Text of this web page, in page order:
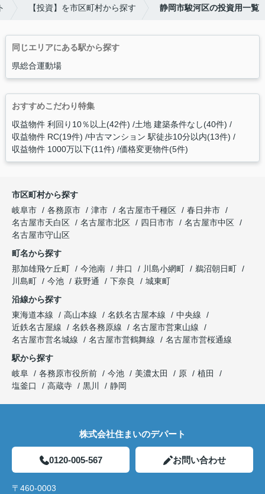
【投資】を市区町村から探す 静岡市駿河区の投資用一覧
同じエリアにある駅から探す
県総合運動場
おすすめこだわり特集
収益物件 利回り10％以上(42件) 土地 建築条件なし(40件)
収益物件 RC(19件) 中古マンション 駅徒歩10分以内(13件)
収益物件 1000万以下(11件) 価格変更物件(5件)
市区町村から探す
岐阜市
各務原市 津市 名古屋市千種区
春日井市
名古屋市天白区
名古屋市北区 四日市市
名古屋市中区
名古屋市守山区
町名から探す
那加雄飛ケ丘町
今池南 井口 川島小網町
鵜沼朝日町
川島町
今池 萩野通 下奈良
城東町
沿線から探す
東海道本線
高山本線 名鉄名古屋本線
中央線
近鉄名古屋線
名鉄各務原線
名古屋市営東山線
名古屋市営名城線
名古屋市営鶴舞線
名古屋市営桜通線
駅から探す
岐阜
各務原市役所前 今池 美濃太田 原
植田
塩釜口
高蔵寺 黒川 静岡
株式会社住まいのデパート
0120-005-567 お問い合わせ
〒460-0003